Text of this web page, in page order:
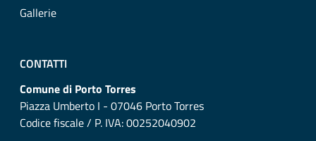
Gallerie
CONTATTI
Comune di Porto Torres
Piazza Umberto I - 07046 Porto Torres
Codice fiscale / P. IVA: 00252040902